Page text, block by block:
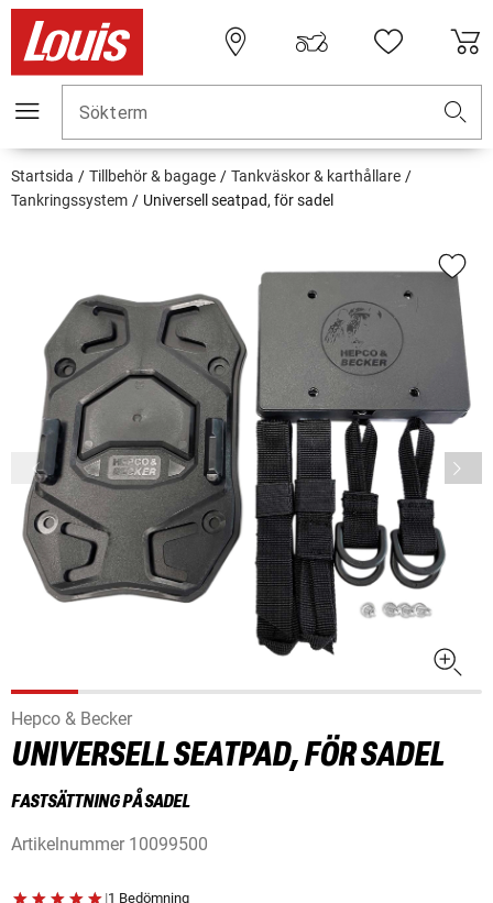
Sökterm
Startsida Tillbehör & bagage
Tankväskor & karthållare
Tankringssystem
Universell seatpad, för sadel
Hepco & Becker
UNIVERSELL SEATPAD, FÖR SADEL
FASTSÄTTNING PÅ SADEL
Artikelnummer 10099500
|1 Bedömning